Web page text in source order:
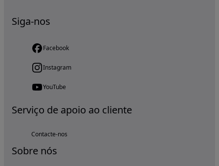
Siga-nos
Facebook
Instagram
YouTube
Serviço de apoio ao cliente
Contacte-nos
Sobre nós